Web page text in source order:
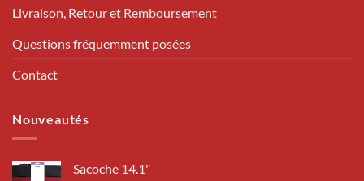
Livraison, Retour et Remboursement
Questions fréquemment posées
Contact
Nouveautés
Sacoche 14.1"